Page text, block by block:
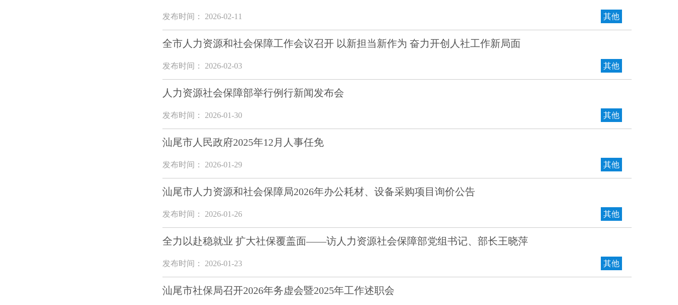
发布时间： 2026-02-11 其他
全市人力资源和社会保障工作会议召开 以新担当新作为 奋力开创人社工作新局面
发布时间： 2026-02-03 其他
人力资源社会保障部举行例行新闻发布会
发布时间： 2026-01-30 其他
汕尾市人民政府2025年12月人事任免
发布时间： 2026-01-29 其他
汕尾市人力资源和社会保障局2026年办公耗材、设备采购项目询价公告
发布时间： 2026-01-26 其他
全力以赴稳就业 扩大社保覆盖面——访人力资源社会保障部党组书记、部长王晓萍
发布时间： 2026-01-23 其他
汕尾市社保局召开2026年务虚会暨2025年工作述职会